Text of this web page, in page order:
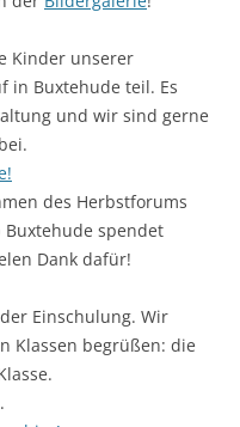
Kinder unserer
in Buxtehude teil. Es
und wir sind gerne
des Herbstforums
Buxtehude spendet
Dank dafür!
Einschulung. Wir
Klassen begrüßen: die